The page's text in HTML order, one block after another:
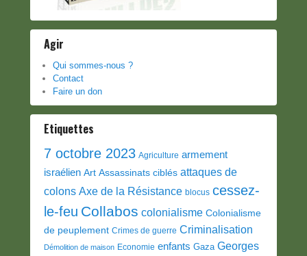
Agir
Qui sommes-nous ?
Contact
Faire un don
Etiquettes
7 octobre 2023 Agriculture armement
israélien Art Assassinats ciblés attaques de
colons Axe de la Résistance blocus cessez-
le-feu Collabos colonialisme Colonialisme
de peuplement Crimes de guerre Criminalisation
Démolition de maison Economie enfants Gaza Georges